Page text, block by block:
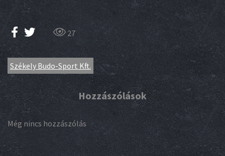
27
Székely Budo-Sport Kft.
Hozzászólások
Még nincs hozzászólás